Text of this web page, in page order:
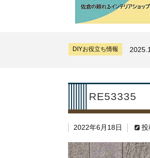
DIYお役立ち情報
DIYお役立ち情報
RE53335
2022年6月18日 投